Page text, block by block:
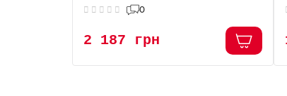
0
2 187 грн